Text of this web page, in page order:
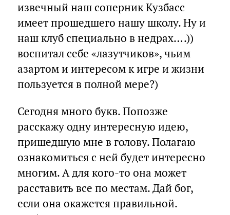
извечный наш соперник Кузбасс
имеет прошедшего нашу школу. Ну и
наш клуб специально в недрах….))
воспитал себе «лазутчиков», чьим
азартом и интересом к игре и жизни
пользуется в полной мере?)
Сегодня много букв. Попозже
расскажу одну интересную идею,
пришедшую мне в голову. Полагаю
ознакомиться с ней будет интересно
многим. А для кого-то она может
расставить все по местам. Дай бог,
если она окажется правильной.